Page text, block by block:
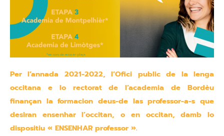
Per l’annada 2021-2022, l’Ofici public de la lenga
occitana e lo rectorat de l’academia de Bordèu
finançan la formacion deus-de las professor-a-s que
desiran ensenhar l’occitan, o en occitan, damb lo
dispositiu « ENSENHAR professor ».